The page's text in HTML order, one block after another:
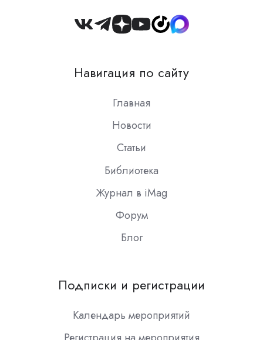
Join
Slack
Навигация по сайту
Главная
Новости
Статьи
Библиотека
Журнал в iMag
Форум
Блог
Подписки и регистрации
Календарь мероприятий